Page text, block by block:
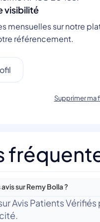
visibilité
mensuelles sur notre
référencement.
Supprimer ma
sur Remy Bolla ?
Avis Patients